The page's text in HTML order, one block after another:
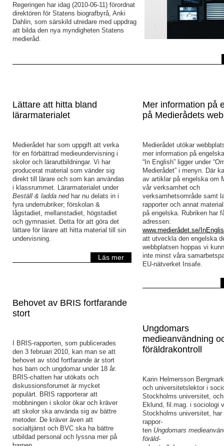
Regeringen har idag (2010-06-11) förordnat
direktören för Statens biografbyrå, Anki
Dahlin, som särskild utredare med uppdrag
att bilda den nya myndigheten Statens
medieråd.
Lättare att hitta bland
lärarmaterialet
Medierådet har som uppgift att verka
för en förbättrad medieundervisning i
skolor och lärarutbildningar. Vi har
producerat material som vänder sig
direkt till lärare och som kan användas
i klassrummet. Lärarmaterialet under
Beställ & ladda nedhar nu delats in i
fyra underrubriker; förskolan &
lågstadiet, mellanstadiet, högstadiet
och gymnasiet. Detta för att göra det
lättare för lärare att hitta material till sin
undervisning.
Läs mer
Behovet av BRIS fortfarande
stort
I BRIS-rapporten, som publicerades
den 3 februari 2010, kan man se att
behovet av stöd fortfarande är stort
hos barn och ungdomar under 18 år.
BRIS-chatten har utökats och
diskussionsforumet är mycket
populärt. BRIS rapporterar att
mobbningen i skolor ökar och kräver
att skolor ska använda sig av bättre
metoder. De kräver även att
socialtjänst och BVC ska ha bättre
utbildad personal och lyssna mer på
Mer information på
på Medierådets
Medierådet utökar
mer information på
“In English” ligger under
Medierådet” i menyn. Där
av artiklar på engelska om
vår verksamhet och
verksamhetsområde samt
rapporter och annat
på engelska. Rubriken har
adressen:
www.medierådet.se/
att utveckla den engelska
webbplatsen hoppas vi
inte minst våra
EU-nätverket Insafe.
Ungdomars
medieanvändning
föräldrakontroll
Karin Helmersson
och universitetslektor i
Stockholms universitet,
Eklund, fil.mag. i sociologi
Stockholms universitet,
rappor-
ten Ungdomars
föräld-